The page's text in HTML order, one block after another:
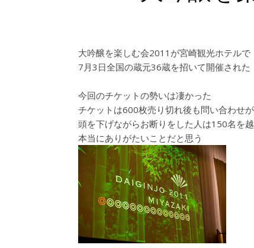
大吟醸を楽しむ会2011が宮崎観光ホテルで
7月3日全国の蔵元36蔵を招いて開催された
今回のチケットの勢いは凄かった
チケットは600枚売り切れ後も問い合わせ
頭を下げながらお断りをした人は150名を
本当にありがたいことだと思う